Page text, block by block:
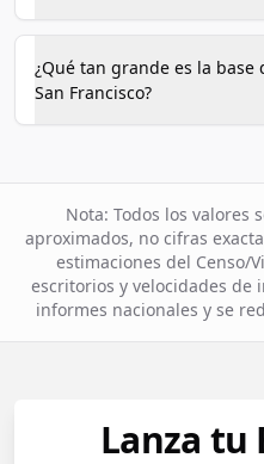
¿Qué tan grande es la
San Francisco?
Nota: Todos los valores
aproximados, no cifras
estimaciones del Censo/
escritorios y velocidades
informes nacionales y se
Lanza tu